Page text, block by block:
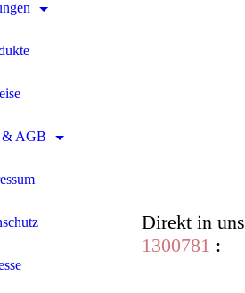
& AGB
Direkt in
1300781 :